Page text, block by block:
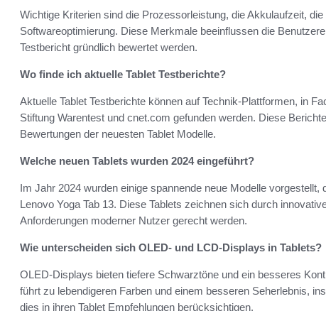
Wichtige Kriterien sind die Prozessorleistung, die Akkulaufzeit,
Softwareoptimierung. Diese Merkmale beeinflussen die
Testbericht gründlich bewertet werden.
Wo finde ich aktuelle Tablet Testberichte?
Aktuelle Tablet Testberichte können auf Technik-Plattformen, in
Stiftung Warentest und cnet.com gefunden werden. Diese
Bewertungen der neuesten Tablet Modelle.
Welche neuen Tablets wurden 2024 eingeführt?
Im Jahr 2024 wurden einige spannende neue Modelle
Lenovo Yoga Tab 13. Diese Tablets zeichnen sich durch
Anforderungen moderner Nutzer gerecht werden.
Wie unterscheiden sich OLED- und LCD-Displays in Tablets?
OLED-Displays bieten tiefere Schwarztöne und ein besseres
führt zu lebendigeren Farben und einem besseren Seherlebnis,
dies in ihren Tablet Empfehlungen berücksichtigen.